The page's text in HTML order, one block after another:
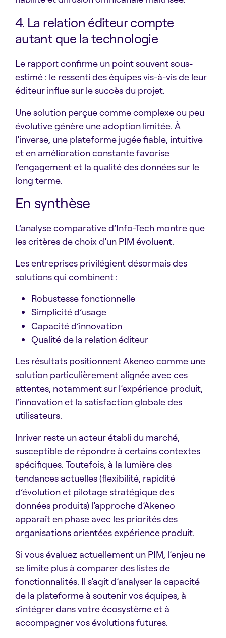
4. La relation éditeur compte
autant que la technologie
Le rapport confirme un point souvent sous-
estimé : le ressenti des équipes vis-à-vis de leur
éditeur influe sur le succès du projet.
Une solution perçue comme complexe ou peu
évolutive génère une adoption limitée. À
l’inverse, une plateforme jugée fiable, intuitive
et en amélioration constante favorise
l’engagement et la qualité des données sur le
long terme.
En synthèse
L’analyse comparative d’Info-Tech montre que
les critères de choix d’un PIM évoluent.
Les entreprises privilégient désormais des
solutions qui combinent :
Robustesse fonctionnelle
Simplicité d’usage
Capacité d’innovation
Qualité de la relation éditeur
Les résultats positionnent Akeneo comme une
solution particulièrement alignée avec ces
attentes, notamment sur l’expérience produit,
l’innovation et la satisfaction globale des
utilisateurs.
Inriver reste un acteur établi du marché,
susceptible de répondre à certains contextes
spécifiques. Toutefois, à la lumière des
tendances actuelles (flexibilité, rapidité
d’évolution et pilotage stratégique des
données produits) l’approche d’Akeneo
apparaît en phase avec les priorités des
organisations orientées expérience produit.
Si vous évaluez actuellement un PIM, l’enjeu ne
se limite plus à comparer des listes de
fonctionnalités. Il s’agit d’analyser la capacité
de la plateforme à soutenir vos équipes, à
s’intégrer dans votre écosystème et à
accompagner vos évolutions futures.